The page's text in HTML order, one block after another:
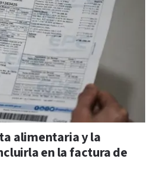
alimentaria y la
en la factura de